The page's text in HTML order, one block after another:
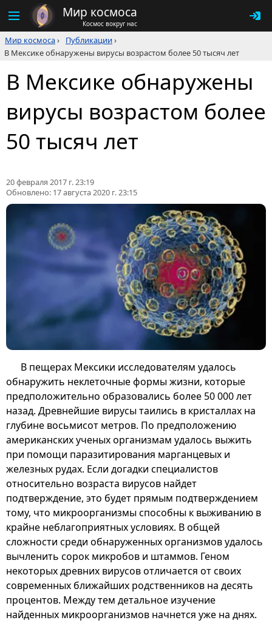
Мир космоса
Космос вокруг нас
Мир космоса› Публикации›
В Мексике обнаружены вирусы возрастом более 50 тысяч лет
В Мексике обнаружены
вирусы возрастом более
50 тысяч лет
20 февраля 2017 г. 23:19
Обновлено: 17 августа 2020 г. 23:15
В пещерах Мексики исследователям удалось
обнаружить неклеточные формы жизни, которые
предположительно образовались более 50 000 лет
назад. Древнейшие вирусы таились в кристаллах на
глубине восьмисот метров. По предположению
американских ученых организмам удалось выжить
при помощи паразитирования марганцевых и
железных рудах. Если догадки специалистов
относительно возраста вирусов найдет
подтверждение, это будет прямым подтверждением
тому, что микроорганизмы способны к выживанию в
крайне неблагоприятных условиях. В общей
сложности среди обнаруженных организмов удалось
вычленить сорок микробов и штаммов. Геном
некоторых древних вирусов отличается от своих
современных ближайших родственников на десять
процентов. Между тем детальное изучение
найденных микроорганизмов начнется уже на днях.